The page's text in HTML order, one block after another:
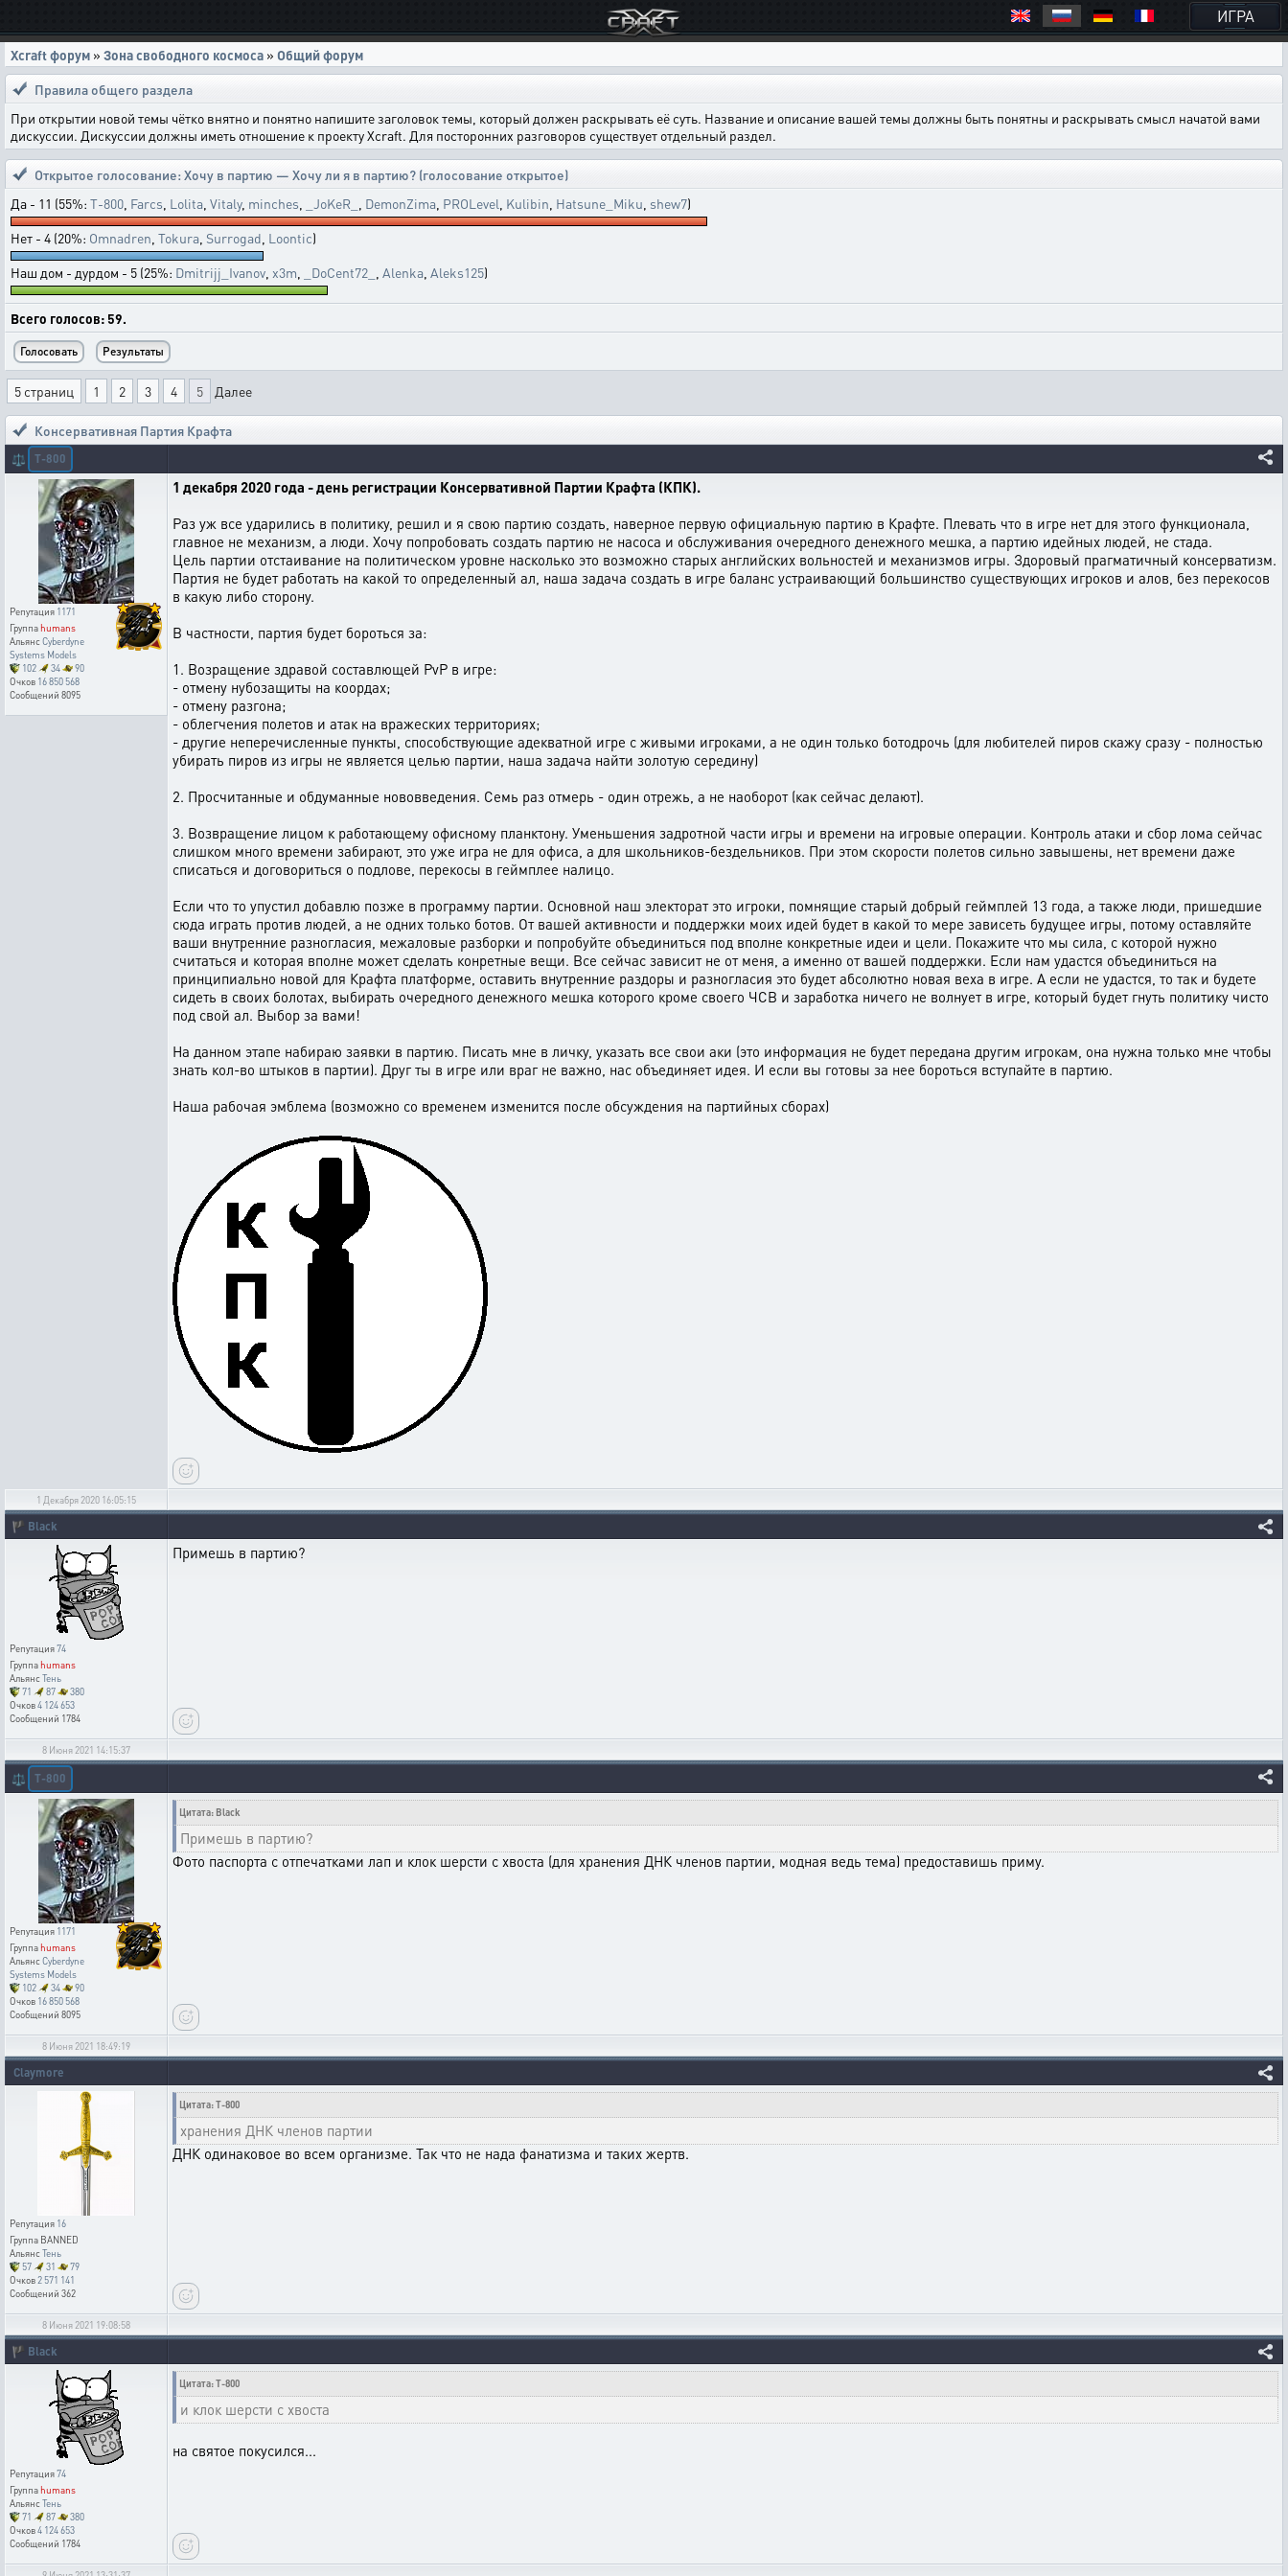
ИГРА
Xcraft форум » Зона свободного космоса » Общий форум
Правила общего раздела
При открытии новой темы чётко внятно и понятно напишите заголовок темы, который должен раскрывать её суть. Название и описание вашей темы должны быть понятны и раскрывать смысл начатой вами
дискуссии. Дискуссии должны иметь отношение к проекту Xcraft. Для посторонних разговоров существует отдельный раздел.
Открытое голосование:Хочу в партию — Хочу ли я в партию? (голосование открытое)
Да - 11 (55%: T-800 Farcs Lolita Vitaly, minches _JoKeR_ DemonZima PROLevel Kulibin Hatsune_Miku shew7)
Нет - 4 (20%: Omnadren Tokura Surrogad Loontic)
Наш дом - дурдом - 5 (25%: Dmitrijj_Ivanov x3m _DoCent72_ Alenka Aleks125)
Всего голосов: 59.
5 страниц 1 2 3 4 5 Далее
Консервативная Партия Крафта
⚖️ T-800
Репутация 1171
Группаhumans
АльянсCyberdyne
Systems Models
102
34
90
Очков 16 850 568
Сообщений 8095
1 декабря 2020 года - день регистрации Консервативной Партии Крафта (КПК).
Раз уж все ударились в политику, решил и я свою партию создать, наверное первую официальную партию в Крафте. Плевать что в игре нет для этого функционала,
главное не механизм, а люди. Хочу попробовать создать партию не насоса и обслуживания очередного денежного мешка, а партию идейных людей, не стада.
Цель партии отстаивание на политическом уровне насколько это возможно старых английских вольностей и механизмов игры. Здоровый прагматичный консерватизм.
Партия не будет работать на какой то определенный ал, наша задача создать в игре баланс устраивающий большинство существующих игроков и алов, без перекосов
в какую либо сторону.
В частности, партия будет бороться за:
1. Возращение здравой составлющей PvP в игре:
- отмену нубозащиты на коордах;
- отмену разгона;
- облегчения полетов и атак на вражеских территориях;
- другие неперечисленные пункты, способствующие адекватной игре с живыми игроками, а не один только ботодрочь (для любителей пиров скажу сразу - полностью
убирать пиров из игры не является целью партии, наша задача найти золотую середину)
2. Просчитанные и обдуманные нововведения. Семь раз отмерь - один отрежь, а не наоборот (как сейчас делают).
3. Возвращение лицом к работающему офисному планктону. Уменьшения задротной части игры и времени на игровые операции. Контроль атаки и сбор лома сейчас
слишком много времени забирают, это уже игра не для офиса, а для школьников-бездельников. При этом скорости полетов сильно завышены, нет времени даже
списаться и договориться о подлове, перекосы в геймплее налицо.
Если что то упустил добавлю позже в программу партии. Основной наш электорат это игроки, помнящие старый добрый геймплей 13 года, а также люди, пришедшие
сюда играть против людей, а не одних только ботов. От вашей активности и поддержки моих идей будет в какой то мере зависеть будущее игры, потому оставляйте
ваши внутренние разногласия, межаловые разборки и попробуйте объединиться под вполне конкретные идеи и цели. Покажите что мы сила, с которой нужно
считаться и которая вполне может сделать конретные вещи. Все сейчас зависит не от меня, а именно от вашей поддержки. Если нам удастся объединиться на
принципиально новой для Крафта платформе, оставить внутренние раздоры и разногласия это будет абсолютно новая веха в игре. А если не удастся, то так и будете
сидеть в своих болотах, выбирать очередного денежного мешка которого кроме своего ЧСВ и заработка ничего не волнует в игре, который будет гнуть политику чисто
под свой ал. Выбор за вами!
На данном этапе набираю заявки в партию. Писать мне в личку, указать все свои аки (это информация не будет передана другим игрокам, она нужна только мне чтобы
знать кол-во штыков в партии). Друг ты в игре или враг не важно, нас объединяет идея. И если вы готовы за нее бороться вступайте в партию.
Наша рабочая эмблема (возможно со временем изменится после обсуждения на партийных сборах)
1 Декабря 2020 16:05:15
🏴 Black
Репутация74
Группаhumans
АльянсТень
71
87
380
Очков4 124 653
Сообщений 1784
Примешь в партию?
8 Июня 2021 14:15:37
⚖️ T-800
Репутация 1171
Группаhumans
АльянсCyberdyne
Systems Models
102
34
90
Очков 16 850 568
Сообщений 8095
Цитата: Black
Примешь в партию?
Фото паспорта с отпечатками лап и клок шерсти с хвоста (для хранения ДНК членов партии, модная ведь тема) предоставишь приму.
8 Июня 2021 18:49:19
Claymore
Репутация 16
Группа BANNED
АльянсТень
57
31
79
Очков2 571 141
Сообщений 362
Цитата: T-800
хранения ДНК членов партии
ДНК одинаковое во всем организме. Так что не нада фанатизма и таких жертв.
8 Июня 2021 19:08:58
🏴 Black
Репутация74
Группаhumans
АльянсТень
71
87
380
Очков4 124 653
Сообщений 1784
Цитата: T-800
и клок шерсти с хвоста
на святое покусился...